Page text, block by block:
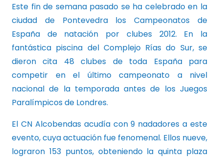
Este fin de semana pasado se ha celebrado en la
ciudad de Pontevedra los Campeonatos de
España de natación por clubes 2012. En la
fantástica piscina del Complejo Rías do Sur, se
dieron cita 48 clubes de toda España para
competir en el último campeonato a nivel
nacional de la temporada antes de los Juegos
Paralímpicos de Londres.
El CN Alcobendas acudía con 9 nadadores a este
evento, cuya actuación fue fenomenal. Ellos nueve,
lograron 153 puntos, obteniendo la quinta plaza